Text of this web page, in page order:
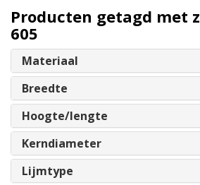
Producten getagd met
605
Materiaal
Breedte
Hoogte/lengte
Kerndiameter
Lijmtype